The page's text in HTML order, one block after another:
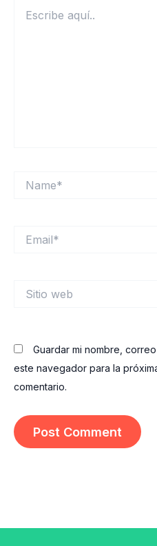
aquí..
web
Guardar mi nombre,
este navegador para la
comentario.